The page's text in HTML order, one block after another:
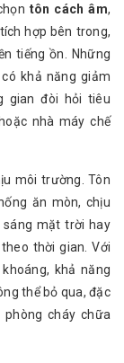
tôn cách âm,
hợp bên trong,
tiếng ồn. Những
khả năng giảm
gian đòi hỏi tiêu
nhà máy chế
môi trường. Tôn
ăn mòn, chịu
sáng mặt trời hay
thời gian. Với
khả năng
thể bỏ qua, đặc
cháy chữa